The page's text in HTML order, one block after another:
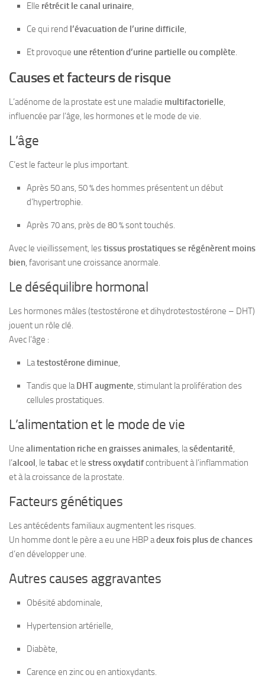
Elle rétrécit le canal urinaire,
Ce qui rend l’évacuation de l’urine difficile,
Et provoque une rétention d’urine partielle ou complète.
Causes et facteurs de risque
L’adénome de la prostate est une maladie multifactorielle,
influencée par l’âge, les hormones et le mode de vie.
L’âge
C’est le facteur le plus important.
Après 50 ans, 50 % des hommes présentent un début
d’hypertrophie.
Après 70 ans, près de 80 % sont touchés.
Avec le vieillissement, lestissus prostatiques se régénèrent moins
bien, favorisant une croissance anormale.
Le déséquilibre hormonal
Les hormones mâles (testostérone et dihydrotestostérone – DHT)
jouent un rôle clé.
Avec l’âge :
Latestostérone diminue,
Tandis que laDHT augmente, stimulant la prolifération des
cellules prostatiques.
L’alimentation et le mode de vie
Une alimentation riche en graisses animales, lasédentarité,
l’alcool, le tabac et le stress oxydatifcontribuent à l’inflammation
et à la croissance de la prostate.
Facteurs génétiques
Les antécédents familiaux augmentent les risques.
Un homme dont le père a eu une HBP adeux fois plus de chances
d’en développer une.
Autres causes aggravantes
Obésité abdominale,
Hypertension artérielle,
Diabète,
Carence en zinc ou en antioxydants.